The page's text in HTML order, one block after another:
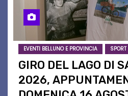
EVENTI BELLUNO E PROVINCIA SPORT
GIRO DEL LAGO DI
2026,